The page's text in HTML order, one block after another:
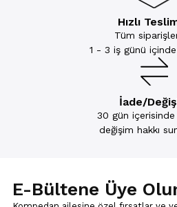
Hızlı
Tüm
1 - 3 iş günü
İade/
30 gün
değişim hakkı
E-Bültene Üye